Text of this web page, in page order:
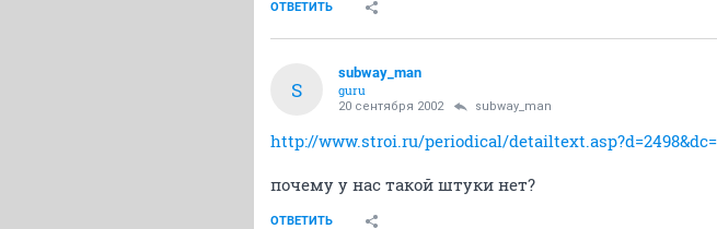
ОТВЕТИТЬ
S
subway_man
guru
20 сентября 2002 subway_man
http://www.stroi.ru/periodical/
почему у нас такой штуки нет?
ОТВЕТИТЬ